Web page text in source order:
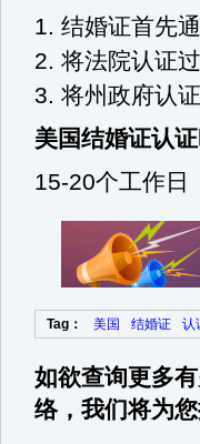
1. 结婚证首先
2. 将法院认证
3. 将州政府认
美国结婚证认
15-20个工作日
Tag： 美国 结婚证 认
如欲查询更多
络，我们将为